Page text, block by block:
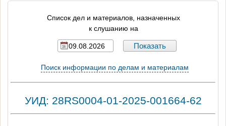
Список дел и материалов, назначенных
к слушанию на
Поиск информации по делам и материалам
УИД: 28RS0004-01-2025-001664-62